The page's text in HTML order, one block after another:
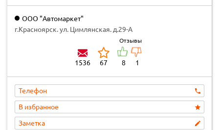
OOO "Автомаркет"
г.Красноярск. ул. Цимлянская. д.29-А
1536 67
Отзывы
8 1
Телефон
В избранное
Заметка